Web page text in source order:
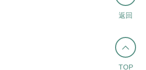

TOP
返回